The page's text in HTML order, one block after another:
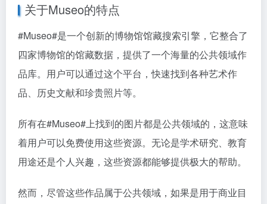
关于Museo的特点
#Museo#是一个创新的博物馆馆藏搜索引擎，它整合了
四家博物馆的馆藏数据，提供了一个海量的公共领域作
品库。用户可以通过这个平台，快速找到各种艺术作
品、历史文献和珍贵照片等。
所有在#Museo#上找到的图片都是公共领域的，这意味
着用户可以免费使用这些资源。无论是学术研究、教育
用途还是个人兴趣，这些资源都能够提供极大的帮助。
然而，尽管这些作品属于公共领域，如果是用于商业目